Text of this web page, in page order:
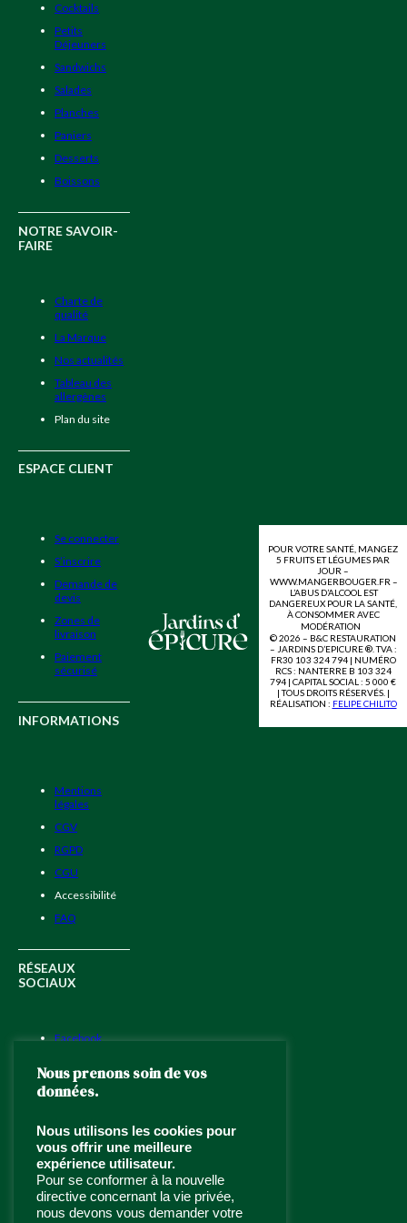
Cocktails
Petits
Déjeuners
Sandwichs
Salades
Planches
Paniers
Desserts
Boissons
NOTRE SAVOIR-
FAIRE
Charte de
qualité
La Marque
Nos actualités
Tableau des
allergènes
Plan du site
ESPACE CLIENT
Se connecter
S’inscrire
Demande de
devis
Zones de
livraison
Paiement
sécurisé
INFORMATIONS
Mentions
légales
CGV
RGPD
CGU
Accessibilité
FAQ
RÉSEAUX
SOCIAUX
Facebook
LinkedIn
TRAITEUR ÉVÉNEMENTIEL
À PARIS ET ÎLE DE FRANCE
Traiteur haut de gamme depuis
1994,Jardins d’Épicureallie
POUR VOTRE SANTÉ, MANGEZ
5 FRUITS ET LÉGUMES PAR
JOUR –
WWW.MANGERBOUGER.FR –
L’ABUS D’ALCOOL EST
DANGEREUX POUR LA SANTÉ,
À CONSOMMER AVEC
MODÉRATION
© 2026 – B&C RESTAURATION
– JARDINS D’EPICURE ®. TVA :
FR30 103 324 794 | NUMÉRO
RCS : NANTERRE B 103 324
794 | CAPITAL SOCIAL : 5 000 €
| TOUS DROITS RÉSERVÉS. |
RÉALISATION : FELIPE CHILITO
Nous prenons soin de vos
données.
Nous utilisons les cookies pour
vous offrir une meilleure
expérience utilisateur.
Pour se conformer à la nouvelle
directive concernant la vie privée,
nous devons vous demander votre